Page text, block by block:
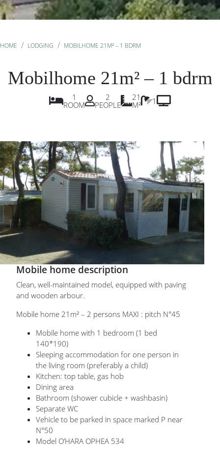
HOME LODGING MOBILHOME 21M² – 1 BDRM
Mobilhome 21m² – 1 bdrm
1
ROOM
2
PEOPLE
21
M²
1
Mobile home description
Clean, well-maintained model, equipped with paving
and wooden arbour.
Mobile home 21m² – 2 persons MAXI : pitch N°45
Mobile home with 1 bedroom (1 bed
140*190)
Sleeping accommodation for one person in
the living room (preferably a child)
Kitchen: top table, gas hob
Dining area
Bathroom (shower cubicle + washbasin)
Separate WC
Vehicle to be parked in space marked P near
N°50
Model O’HARA OPHEA 534